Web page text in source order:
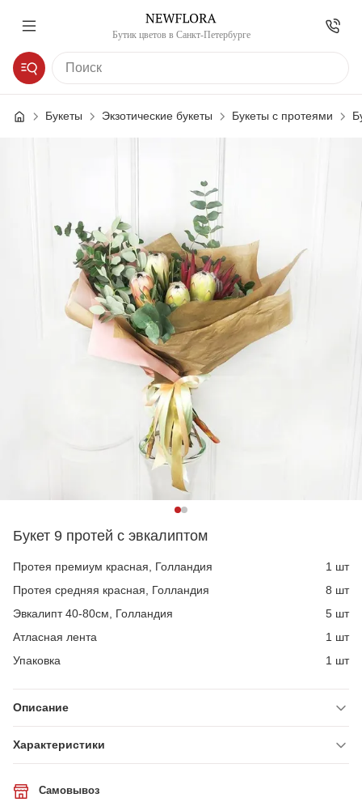
Бутик цветов в Санкт-Петербурге
Букеты Экзотические букеты Букеты с протеями
Букет 9 протей с эвкалиптом
Протея премиум красная, Голландия
1 шт
Протея средняя красная, Голландия
8 шт
Эвкалипт 40-80см, Голландия
5 шт
Атласная лента
1 шт
Упаковка
1 шт
Описание
Характеристики
Самовывоз